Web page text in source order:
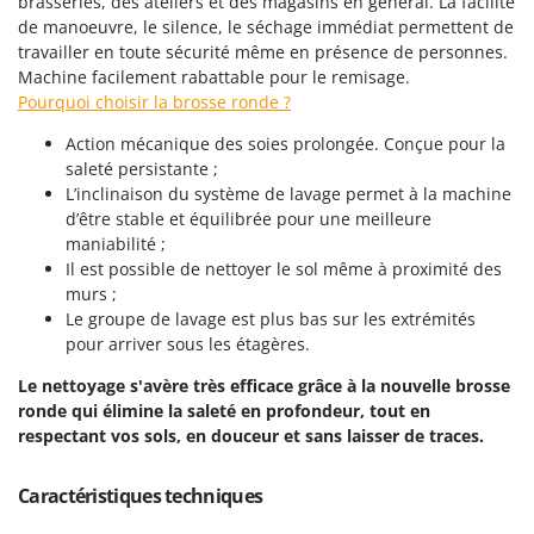
Machines pour la transformation des fruits
Machines sous vide
Motobineuses
Motoculteurs
Motofaucheuses
Motopompes pour irrigation
Moulins à céréales électriques
Moulins à farine
Nettoyeurs et Balais à vapeur
Nettoyeurs tapis, moquettes et tapisseries
Pelles rétros pour tracteur
Famur
FARMER
FBC
Ferroni
Ferrua
FIAC
FIEM
Fimar
FINI
Fiorentini
Fiskars
Flymo
Fontana Forni
de manoeuvre, le silence, le séchage immédiat permettent de
travailler en toute sécurité même en présence de personnes.
Machine facilement rabattable pour le remisage.
Pourquoi choisir la brosse ronde ?
Action mécanique des soies prolongée. Conçue pour la
saleté persistante ;
L’inclinaison du système de lavage permet à la machine
d’être stable et équilibrée pour une meilleure
maniabilité ;
Il est possible de nettoyer le sol même à proximité des
murs ;
Le groupe de lavage est plus bas sur les extrémités
pour arriver sous les étagères.
Le nettoyage s'avère très efficace grâce à la nouvelle brosse
ronde qui élimine la saleté en profondeur, tout en
respectant vos sols, en douceur et sans laisser de traces.
Caractéristiques techniques